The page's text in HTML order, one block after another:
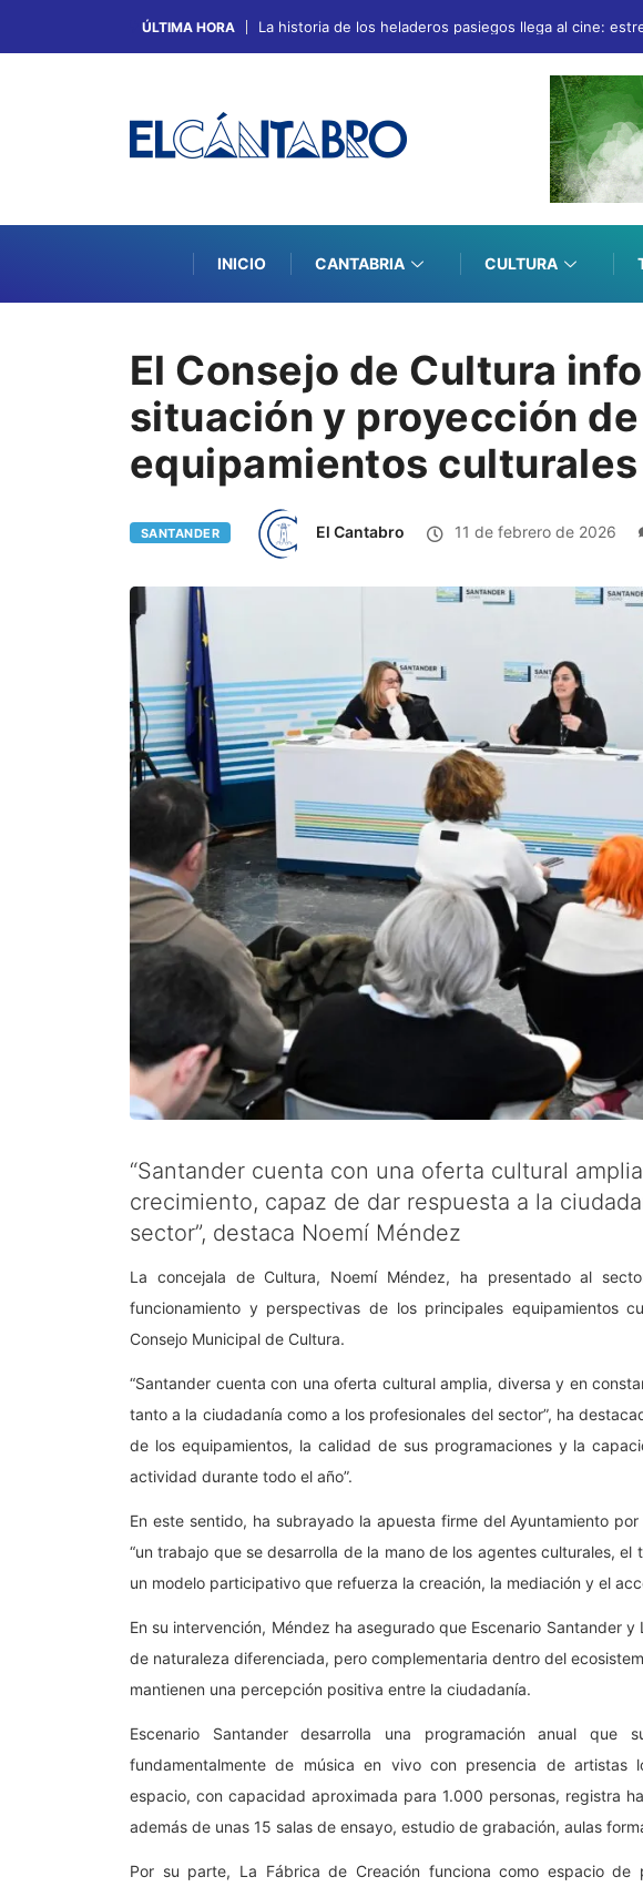
ÚLTIMA HORA La historia de los heladeros pasiegos llega al cine:
INICIO CANTABRIA CULTURA
El Consejo de Cultura
situación y proyección
equipamientos culturales
SANTANDER El Cantabro 11 de febrero de 2026
“Santander cuenta con una oferta cultural
crecimiento, capaz de dar respuesta a la
sector”, destaca Noemí Méndez
La concejala de Cultura, Noemí Méndez, ha presentado al
funcionamiento y perspectivas de los principales equipamientos
Consejo Municipal de Cultura.
“Santander cuenta con una oferta cultural amplia, diversa y en
tanto a la ciudadanía como a los profesionales del sector”, ha
de los equipamientos, la calidad de sus programaciones y la
actividad durante todo el año”.
En este sentido, ha subrayado la apuesta firme del Ayuntamiento
“un trabajo que se desarrolla de la mano de los agentes culturales,
un modelo participativo que refuerza la creación, la mediación y el
En su intervención, Méndez ha asegurado que Escenario Santander
de naturaleza diferenciada, pero complementaria dentro del
mantienen una percepción positiva entre la ciudadanía.
Escenario Santander desarrolla una programación anual que
fundamentalmente de música en vivo con presencia de artistas
espacio, con capacidad aproximada para 1.000 personas, registra
además de unas 15 salas de ensayo, estudio de grabación, aulas
Por su parte, La Fábrica de Creación funciona como espacio de